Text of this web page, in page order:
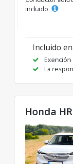
incluido
Incluido
Exención
La
Honda